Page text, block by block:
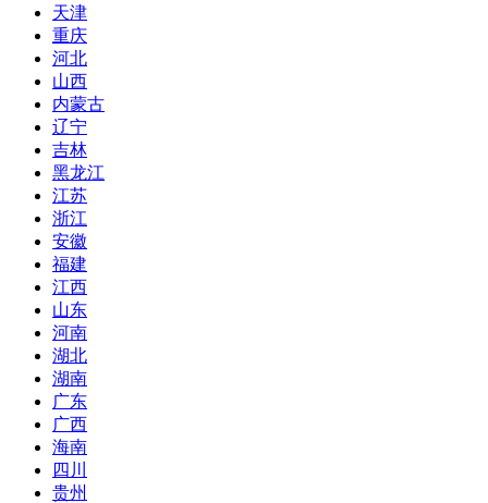
天津
重庆
河北
山西
内蒙古
辽宁
吉林
黑龙江
江苏
浙江
安徽
福建
江西
山东
河南
湖北
湖南
广东
广西
海南
四川
贵州